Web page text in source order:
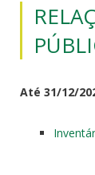
Até 31/12/